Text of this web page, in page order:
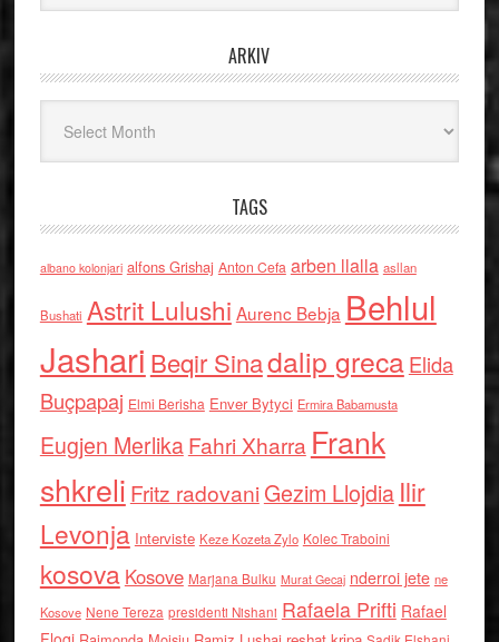
ARKIV
TAGS
albano kolonjari alfons Grishaj Anton Cefa arben llalla asllan
Bushati Astrit Lulushi Aurenc Bebja Behlul
Jashari Beqir Sinadalip grecaElida
Buçpapaj Elmi Berisha Enver Bytyci Ermira Babamusta
Eugjen MerlikaFahri Xharra Frank
shkreli Fritz radovaniGezim Llojdia Ilir
Levonja Interviste Keze Kozeta Zylo Kolec Traboini
kosova Kosove Marjana Bulku Murat Gecaj nderroi jete ne
Kosove Nene Tereza presidenti Nishani Rafaela Prifti Rafael